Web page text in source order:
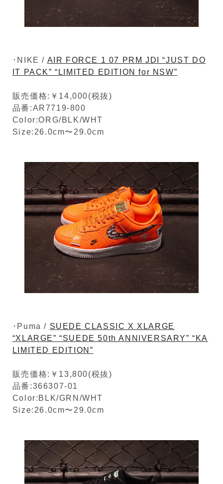
･NIKE / AIR FORCE 1 07 PRM JDI “JUST DO
IT PACK” “LIMITED EDITION for NSW”
販売価格:￥14,000(税抜)
品番:AR7719-800
Color:ORG/BLK/WHT
Size:26.0cm〜29.0cm
･Puma / SUEDE CLASSIC X XLARGE
“XLARGE” “SUEDE 50th ANNIVERSARY” “KA
LIMITED EDITION”
販売価格:￥13,800(税抜)
品番:366307-01
Color:BLK/GRN/WHT
Size:26.0cm〜29.0cm